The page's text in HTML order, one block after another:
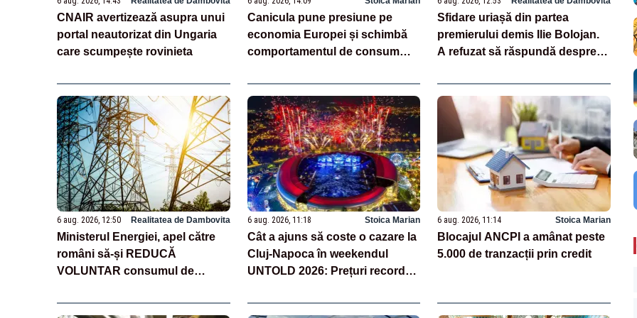
CNAIR avertizează asupra unui
portal neautorizat din Ungaria
care scumpește rovinieta
Canicula pune presiune pe
economia Europei și schimbă
comportamentul de consum
Sfidare uriașă din partea
premierului demis Ilie Bolojan.
A refuzat să răspundă despre
6 aug. 2026, 12:50 Realitatea de Dambovita
Ministerul Energiei, apel către
români să-și REDUCĂ
VOLUNTAR consumul de
în ultimele decenii
6 aug. 2026, 11:18 Stoica Marian
Cât a ajuns să coste o cazare la
Cluj-Napoca în weekendul
UNTOLD 2026: Prețuri record
6 aug. 2026, 11:14 Stoica Marian
Blocajul ANCPI a amânat peste
5.000 de tranzacții prin credit